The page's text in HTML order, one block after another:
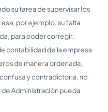
su tarea de supervisar los
por ejemplo, su falta
para poder corregir.
contabilidad de la empresa
de manera ordenada,
y contradictoria, no
Administración pueda